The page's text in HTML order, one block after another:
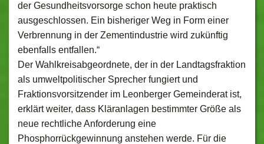
der Gesundheitsvorsorge schon heute praktisch
ausgeschlossen. Ein bisheriger Weg in Form einer
Verbrennung in der Zementindustrie wird zukünftig
ebenfalls entfallen.“
Der Wahlkreisabgeordnete, der in der Landtagsfraktion
als umweltpolitischer Sprecher fungiert und
Fraktionsvorsitzender im Leonberger Gemeinderat ist,
erklärt weiter, dass Kläranlagen bestimmter Größe als
neue rechtliche Anforderung eine
Phosphorrückgewinnung anstehen werde. Für die